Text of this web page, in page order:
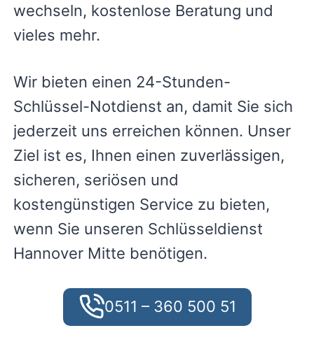
wechseln, kostenlose Beratung und
vieles mehr.
Wir bieten einen 24-Stunden-
Schlüssel-Notdienst an, damit Sie sich
jederzeit uns erreichen können. Unser
Ziel ist es, Ihnen einen zuverlässigen,
sicheren, seriösen und
kostengünstigen Service zu bieten,
wenn Sie unseren Schlüsseldienst
Hannover Mitte benötigen.
0511 – 360 500 51